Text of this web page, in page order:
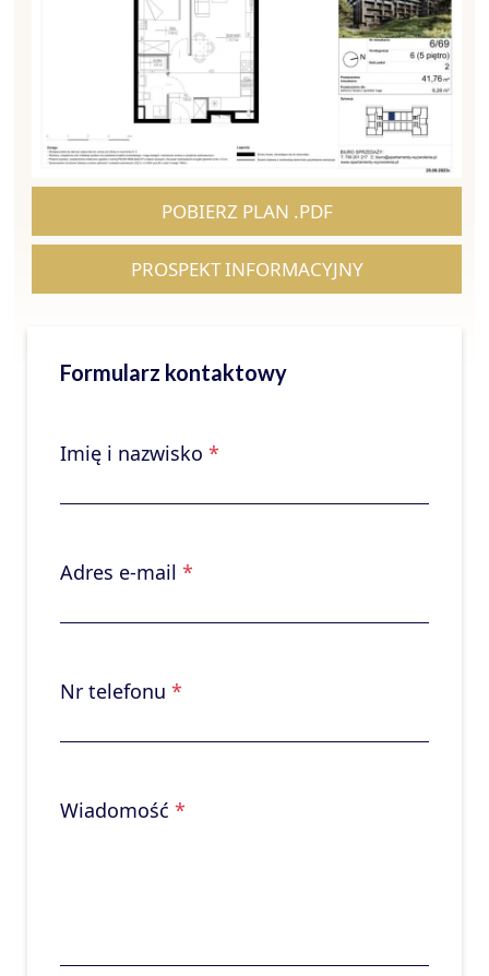
POBIERZ PLAN .PDF
PROSPEKT INFORMACYJNY
Formularz kontaktowy
Imię i nazwisko *
Adres e-mail *
Nr telefonu *
Wiadomość *